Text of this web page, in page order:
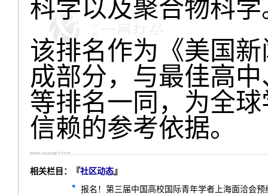
科学以及聚合物科学
该排名作为《美国
成部分，与最佳高
等排名一同，为全
信赖的参考依据。
相关栏目：『社区动态』
报名！第三届中国高校国际青年学者上海面洽会预